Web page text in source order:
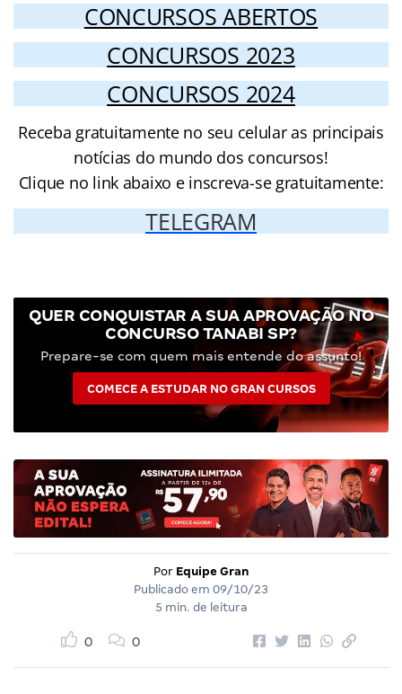
CONCURSOS ABERTOS
CONCURSOS 2023
CONCURSOS 2024
Receba gratuitamente no seu celular as principais
notícias do mundo dos concursos!
Clique no link abaixo e inscreva-se gratuitamente:
TELEGRAM
QUER CONQUISTAR A SUA APROVAÇÃO NO
CONCURSO TANABI SP?
Prepare-se com quem mais entende do assunto!
COMECE A ESTUDAR NO GRAN CURSOS
Por Equipe Gran
Publicado em 09/10/23
5 min. de leitura
0 0